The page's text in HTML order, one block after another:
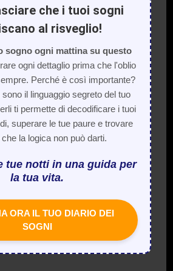
che i tuoi sogni
al risveglio!
sogno ogni mattina su questo
ogni dettaglio prima che l'oblio
Perché è così importante?
il linguaggio segreto del tuo
ti permette di decodificare i tuoi
superare le tue paure e trovare
la logica non può darti.
tue notti in una guida per
la tua vita.
ORA IL TUO DIARIO DEI
SOGNI